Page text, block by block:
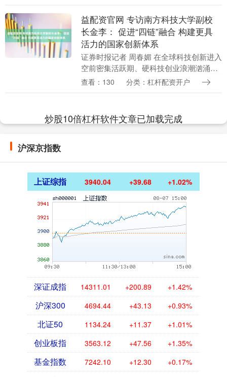
荐人。 作....
益配资官网 专访南方科技大学副校
长金李： 促进“四链”融合 构建更具
活力的国家创新体系
证券时报记者 周春媚 在全球科技创新进入
空前密集活跃期、硬科技创业浪潮汹涌澎
湃的今天，中国正站在由“跟跑”向“并跑”乃
查看：130 分类：杠杆配资开户
炒股10倍杠杆软件文章已加载完成
沪深京指数
上证综指 3940.04 +39.68 +1.02%
深证成指 14311.01 +200.89 +1.42%
沪深300 4694.44 +43.13 +0.93%
北证50 1134.24 +11.37 +1.01%
创业板指 3563.12 +47.56 +1.35%
基金指数 7242.10 +12.30 +0.17%